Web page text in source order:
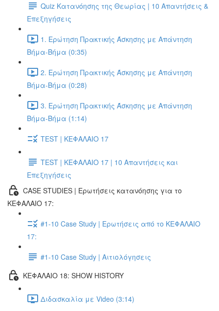
Quiz Κατανόησης της Θεωρίας | 10 Απαντήσεις &
Επεξηγήσεις
1. Ερώτηση Πρακτικής Άσκησης με Απάντηση
Βήμα-Βήμα (0:35)
2. Ερώτηση Πρακτικής Άσκησης με Απάντηση
Βήμα-Βήμα (0:28)
3. Ερώτηση Πρακτικής Άσκησης με Απάντηση
Βήμα-Βήμα (1:14)
TEST | ΚΕΦΑΛΑΙΟ 17
TEST | ΚΕΦΑΛΑΙΟ 17 | 10 Απαντήσεις και
Επεξηγήσεις
CASE STUDIES | Ερωτήσεις κατανόησης για το
ΚΕΦΑΛΑΙΟ 17:
#1-10 Case Study | Ερωτήσεις από το ΚΕΦΑΛΑΙΟ
17:
#1-10 Case Study | Αιτιολόγησεις
ΚΕΦΑΛΑΙΟ 18: SHOW HISTORY
Διδασκαλία με Video (3:14)